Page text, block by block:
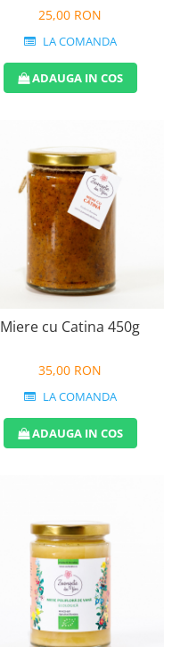
25,00 RON
LA COMANDA
ADAUGA IN COS
Miere cu Catina 450g
35,00 RON
LA COMANDA
ADAUGA IN COS